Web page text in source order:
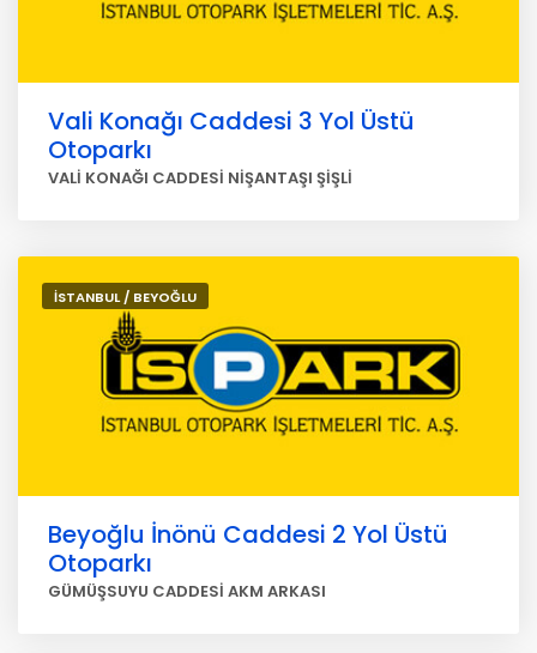
Vali Konağı Caddesi 3 Yol Üstü
Otoparkı
VALİ KONAĞI CADDESİ NİŞANTAŞI ŞİŞLİ
İSTANBUL / BEYOĞLU
Beyoğlu İnönü Caddesi 2 Yol Üstü
Otoparkı
GÜMÜŞSUYU CADDESİ AKM ARKASI